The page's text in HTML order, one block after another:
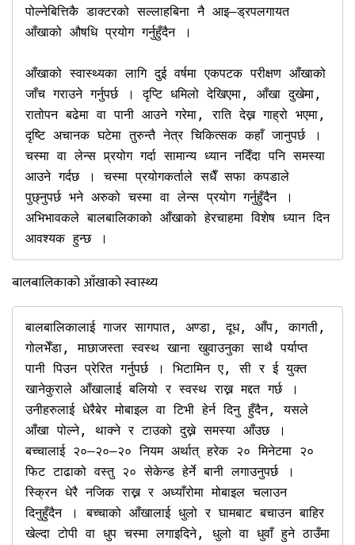
पोल्नेबित्तिकै डाक्टरको सल्लाहबिना नै आइ–ड्रपलगायत
आँखाको औषधि प्रयोग गर्नुहुँदैन ।
आँखाको स्वास्थ्यका लागि दुई वर्षमा एकपटक परीक्षण आँखाको
जाँच गराउने गर्नुपर्छ । दृप्टि धमिलो देखिएमा, आँखा दुखेमा,
रातोपन बढेमा वा पानी आउने गरेमा, राति देख्न गाह्रो भएमा,
दृष्टि अचानक घटेमा तुरुन्तै नेत्र चिकित्सक कहाँ जानुपर्छ ।
चस्मा वा लेन्स प्र्रयोग गर्दा सामान्य ध्यान नदिँदा पनि समस्या
आउने गर्दछ । चस्मा प्रयोगकर्ताले सधैँ सफा कपडाले
पुछ्नुपर्छ भने अरुको चस्मा वा लेन्स प्रयोग गर्नुहुँदैन ।
अभिभावकले बालबालिकाको आँखाको हेरचाहमा विशेष ध्यान दिन
आवश्यक हुन्छ ।
बालबालिकाको आँखाको स्वास्थ्य
बालबालिकालाई गाजर सागपात, अण्डा, दूध, आँप, कागती,
गोलभेँडा, माछाजस्ता स्वस्थ खाना खुवाउनुका साथै पर्याप्त
पानी पिउन प्रेरित गर्नुपर्छ । भिटामिन ए, सी र ई युक्त
खानेकुराले आँखालाई बलियो र स्वस्थ राख्न मद्दत गर्छ ।
उनीहरुलाई धेरैबेर मोबाइल वा टिभी हेर्न दिनु हुँदैन, यसले
आँखा पोल्ने, थाक्ने र टाउको दुख्ने समस्या आँउछ ।
बच्चालाई २०–२०–२० नियम अर्थात् हरेक २० मिनेटमा २०
फिट टाढाको वस्तु २० सेकेन्ड हेर्ने बानी लगाउनुपर्छ ।
स्क्रिन धेरै नजिक राख्न र अध्याँरोमा मोबाइल चलाउन
दिनुहुँदैन । बच्चाको आँखालाई धुलो र घामबाट बचाउन बाहिर
खेल्दा टोपी वा धुप चस्मा लगाइदिने, धुलो वा धुवाँ हुने ठाउँमा